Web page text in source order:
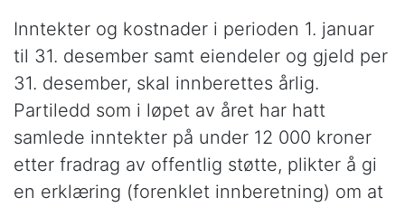
Inntekter og kostnader i perioden 1. januar
til 31. desember samt eiendeler og gjeld per
31. desember, skal innberettes årlig.
Partiledd som i løpet av året har hatt
samlede inntekter på under 12 000 kroner
etter fradrag av offentlig støtte, plikter å gi
en erklæring (forenklet innberetning) om at